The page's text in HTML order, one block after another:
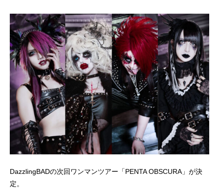
DazzlingBADの次回ワンマンツアー「PENTA OBSCURA」が決
定。